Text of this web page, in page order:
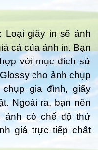
Loại giấy in sẽ ảnh
cả của ảnh in. Bạn
với mục đích sử
cho ảnh chụp
gia đình, giấy
Ngoài ra, bạn nên
ảnh có chế độ thử
giá trực tiếp chất